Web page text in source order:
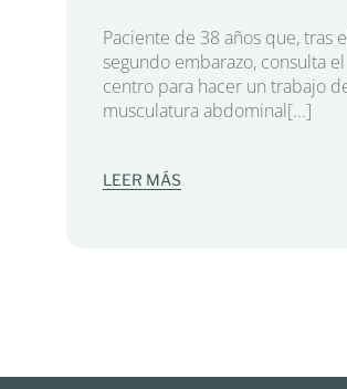
Paciente de 38 años que, tras
segundo embarazo, consulta el
centro para hacer un trabajo
musculatura abdominal[...]
LEER MÁS